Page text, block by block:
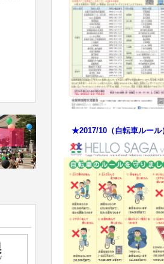
★2017/10（自転車ルール